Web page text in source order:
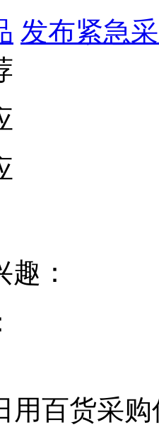
发布紧急
：
用百货采